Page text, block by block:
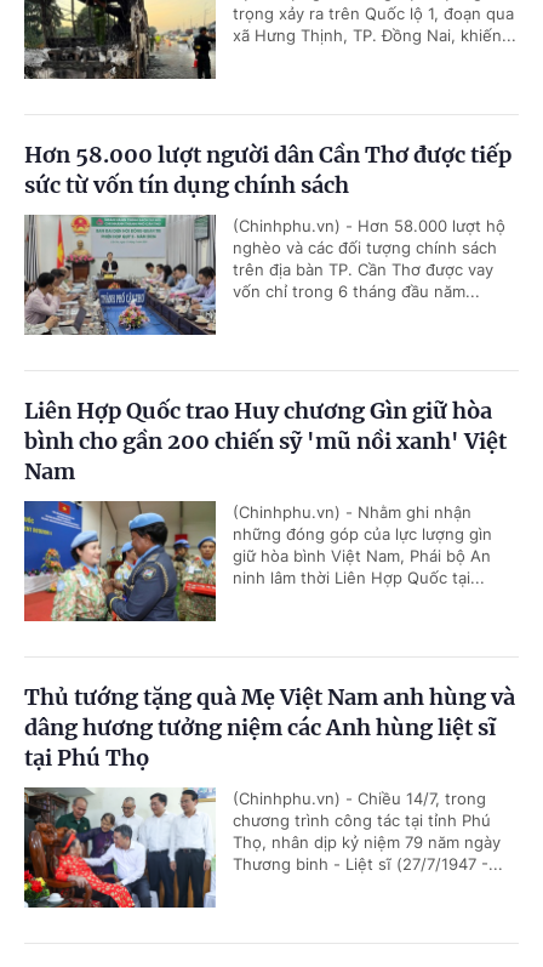
trọng xảy ra trên Quốc lộ 1, đoạn qua
xã Hưng Thịnh, TP. Đồng Nai, khiến...
Hơn 58.000 lượt người dân Cần Thơ được tiếp
sức từ vốn tín dụng chính sách
(Chinhphu.vn) - Hơn 58.000 lượt hộ
nghèo và các đối tượng chính sách
trên địa bàn TP. Cần Thơ được vay
vốn chỉ trong 6 tháng đầu năm...
Liên Hợp Quốc trao Huy chương Gìn giữ hòa
bình cho gần 200 chiến sỹ 'mũ nồi xanh' Việt
Nam
(Chinhphu.vn) - Nhằm ghi nhận
những đóng góp của lực lượng gìn
giữ hòa bình Việt Nam, Phái bộ An
ninh lâm thời Liên Hợp Quốc tại...
Thủ tướng tặng quà Mẹ Việt Nam anh hùng và
dâng hương tưởng niệm các Anh hùng liệt sĩ
tại Phú Thọ
(Chinhphu.vn) - Chiều 14/7, trong
chương trình công tác tại tỉnh Phú
Thọ, nhân dịp kỷ niệm 79 năm ngày
Thương binh - Liệt sĩ (27/7/1947 -...